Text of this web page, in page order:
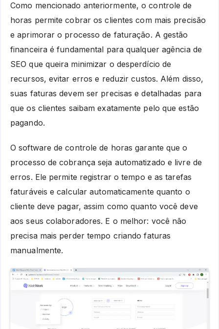
Como mencionado anteriormente, o controle de
horas permite cobrar os clientes com mais precisão
e aprimorar o processo de faturação. A gestão
financeira é fundamental para qualquer agência de
SEO que queira minimizar o desperdício de
recursos, evitar erros e reduzir custos. Além disso,
suas faturas devem ser precisas e detalhadas para
que os clientes saibam exatamente pelo que estão
pagando.
O software de controle de horas garante que o
processo de cobrança seja automatizado e livre de
erros. Ele permite registrar o tempo e as tarefas
faturáveis e calcular automaticamente quanto o
cliente deve pagar, assim como quanto você deve
aos seus colaboradores. E o melhor: você não
precisa mais perder tempo criando faturas
manualmente.